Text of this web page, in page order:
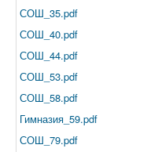
СОШ_35.pdf
СОШ_40.pdf
СОШ_44.pdf
СОШ_53.pdf
СОШ_58.pdf
Гимназия_59.pdf
СОШ_79.pdf